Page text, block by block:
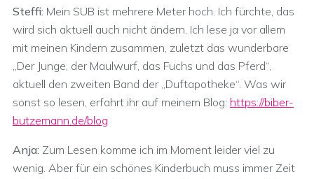
Steffi: Mein SUB ist mehrere Meter hoch. Ich fürchte, das
wird sich aktuell auch nicht ändern. Ich lese ja vor allem
mit meinen Kindern zusammen, zuletzt das wunderbare
„Der Junge, der Maulwurf, das Fuchs und das Pferd“,
aktuell den zweiten Band der „Duftapotheke“. Was wir
sonst so lesen, erfahrt ihr auf meinem Blog: https://biber-
butzemann.de/blog
Anja: Zum Lesen komme ich im Moment leider viel zu
wenig. Aber für ein schönes Kinderbuch muss immer Zeit